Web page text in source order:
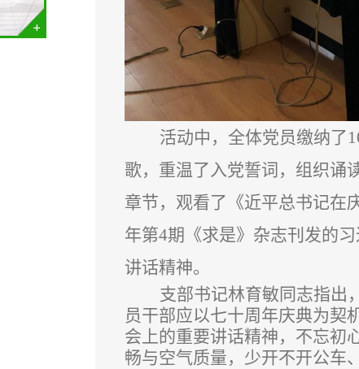
活动中，全体党员缴纳了
歌，重温了入党誓词，组织诵
章节，观看了《近平总书记在
年第4期《求是》杂志刊发的
讲话精神。
支部书记林育敏同志指出
员干部应以七十周年庆典为契
会上的重要讲话精神，不忘初
畅与空气质量，少开不开公车